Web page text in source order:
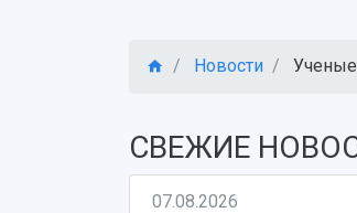
Новости Ученые
СВЕЖИЕ
07.08.2026